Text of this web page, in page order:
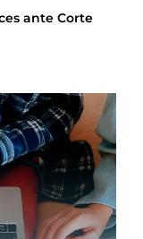
ante Corte